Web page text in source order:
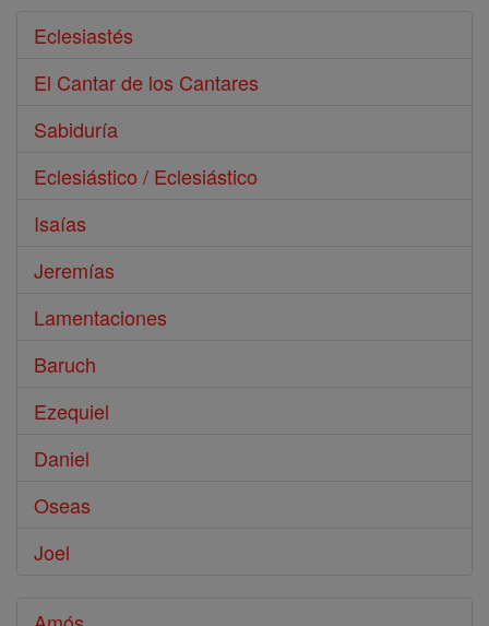
Eclesiastés
El Cantar de los Cantares
Sabiduría
Eclesiástico / Eclesiástico
Isaías
Jeremías
Lamentaciones
Baruch
Ezequiel
Daniel
Oseas
Joel